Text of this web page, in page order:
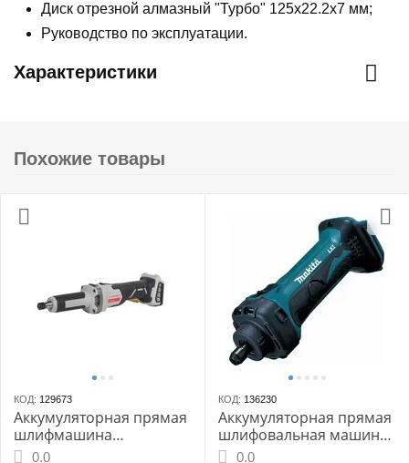
Диск отрезной алмазный "Турбо" 125x22.2x7 мм;
Руководство по эксплуатации.
Характеристики
Похожие товары
КОД: 129673
Аккумуляторная прямая
шлифмашина
ИНТЕРСКОЛ ПШМ-8/36В,
0.0
КОД: 136230
Аккумуляторная прямая
шлифовальная машина
MAKITA DGD801Z, LXT
0.0